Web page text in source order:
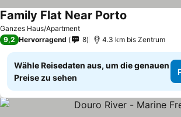
Ganzes Haus/Apartment
Family Flat Near Porto
9,2 Hervorragend 8 4.3 km bis Zentrum
Wähle Reisedaten aus, um die genauen
Preise zu sehen